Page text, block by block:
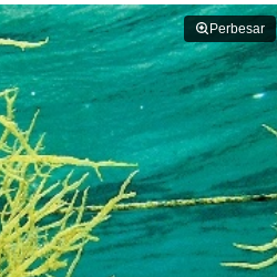
Perbesar